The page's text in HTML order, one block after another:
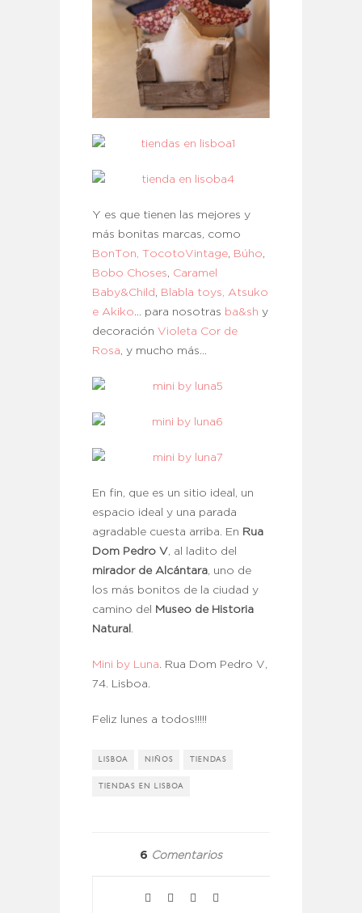
Y es que tienen las mejores y
más bonitas marcas, como
BonTon
TocotoVintage Búho
Bobo Choses
Caramel
Baby&Child
Blabla toys,
Atsuko
e Akiko … para nosotras ba&sh y
decoración Violeta Cor de
Rosa , y mucho más…
En fin, que es un sitio ideal, un
espacio ideal y una parada
agradable cuesta arriba. En Rua
Dom Pedro V , al ladito del
mirador de Alcántara , uno de
los más bonitos de la ciudad y
camino del
Museo de Historia
Natural
Mini by Luna . Rua Dom Pedro V,
74. Lisboa.
Feliz lunes a todos!!!!!
LISBOA NIÑOS TIENDAS
TIENDAS EN LISBOA
6 Comentarios